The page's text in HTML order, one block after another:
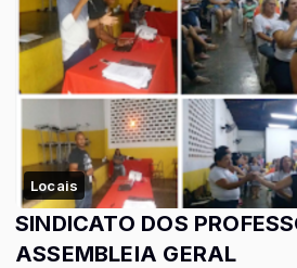
Locais
SINDICATO DOS
ASSEMBLEIA GERAL